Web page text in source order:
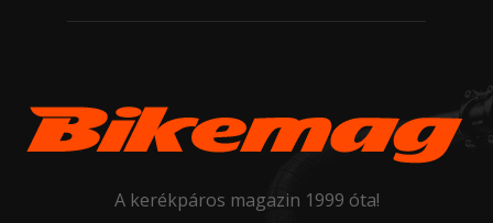
A kerékpáros magazin 1999 óta!